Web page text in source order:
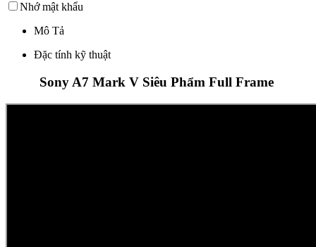
Nhớ mật khẩu
Mô Tả
Đặc tính kỹ thuật
Sony A7 Mark V Siêu Phẩm Full Frame